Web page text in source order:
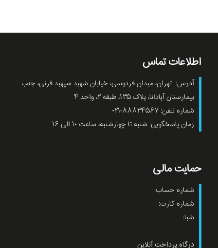
اطلاعات تماس
آدرس: تهران، میدان فردوسی، خیابان شهید سپهبد قرنی، جنب
بیمارستان آپادانا، پلاک ۱۳۵، طبقه ۲، واحد ۴
شماره تلفن: ۸۸۸۳۴۵۶۷-۰۲۱
زمان پاسخگویی: شنبه تا چهارشنبه، ساعت ۱۰ الی ۱۶
حمایت مالی
شماره حساب:
شماره کارت:
شبا:
درگاه پرداخت آنلاین